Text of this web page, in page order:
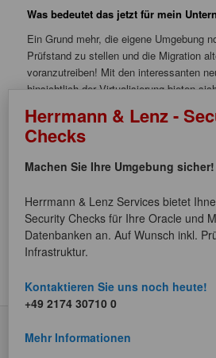
Was bedeutet das jetzt für mein
Ein Grund mehr, die eigene Umgebung
Prüfstand zu stellen und die Migration
voranzutreiben! Mit den interessanten
hinsichtlich der Virtualisierung bieten
Application-Server, Gateways und
Eine Fülle von Kombinationen ist
Projekten!
Dieser Eintrag wurde vonSusanne Jahr
Datenbanken
Lesezeichen für den
Permalink.
Datenschutzerklärung
Herrmann & Lenz -
Checks
Machen Sie Ihre Umgebung sicher!
Herrmann & Lenz Services bietet
Security Checks für Ihre Oracle und
Datenbanken an. Auf Wunsch inkl.
Infrastruktur.
Kontaktieren Sie uns noch heute!
+49 2174 30710 0
Mehr Informationen